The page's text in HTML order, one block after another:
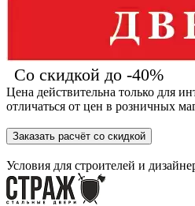
Со скидкой до -40%
Цена действительна только для
отличаться от цен в розничных
Заказать расчёт со скидкой
Условия для строителей и